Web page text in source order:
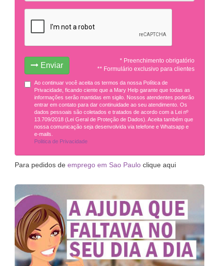
Enviar
* Preenchimento obrigatório
** Formulário exclusivo para clientes
Ao continuar você aceita os termos da nossa Política de
Privacidade, ficando ciente que a Mary Help garante que todas as
informações serão mantidas em sigilo. Nossos atendentes poderão
entrar em contato para dar continuidade ao seu atendimento. Os
dados pessoais são coletados e tratados de acordo com a Lei nº
13.709/2018 (Lei Geral de Proteção de Dados). Aceita também que
nossa comunicação seja desenvolvida via telefone e Whatsapp e
e-mails.
Politica de Privacidade
Para pedidos de emprego em Sao Paulo clique aqui